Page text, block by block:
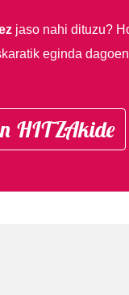
jaso nahi dituzu?
eginda
HITZAkide